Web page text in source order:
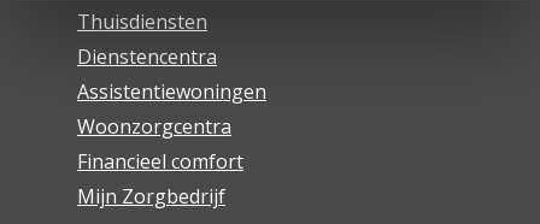
Thuisdiensten
Dienstencentra
Assistentiewoningen
Woonzorgcentra
Financieel comfort
Mijn Zorgbedrijf